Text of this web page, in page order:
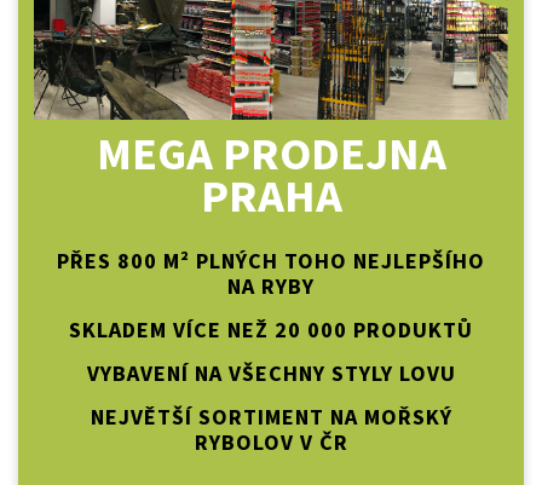
MEGA PRODEJNA
PRAHA
PŘES 800 M² PLNÝCH TOHO NEJLEPŠÍHO
NA RYBY
SKLADEM VÍCE NEŽ 20 000 PRODUKTŮ
VYBAVENÍ NA VŠECHNY STYLY LOVU
NEJVĚTŠÍ SORTIMENT NA MOŘSKÝ
RYBOLOV V ČR